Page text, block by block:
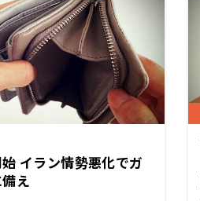
イラン情勢悪化でガ
え